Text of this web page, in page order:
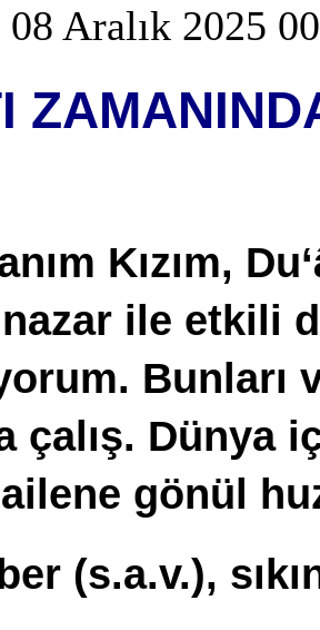
08 Aralık 2025
Kızım,
ile etkili
Bunları
çalış. Dünya
gönül
(s.a.v.),